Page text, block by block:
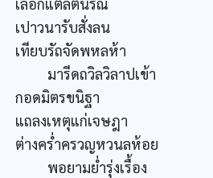
เปาวนารับสั่งลน
เทียบรัถจัดพหลห้า
มารีดถวิลวิลาปเข้า
กอดมิตรขนิฐา
แถลงเหตุแก่เจษฎา
ต่างคร่ำครวญหวนลห้อย
พอยามย่ำรุ่งเรื้อง